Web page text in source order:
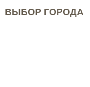
ВЫБОР ГОРОДА